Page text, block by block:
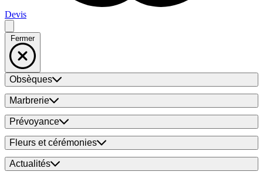
Devis
Fermer
Obsèques
Marbrerie
Prévoyance
Fleurs et cérémonies
Actualités